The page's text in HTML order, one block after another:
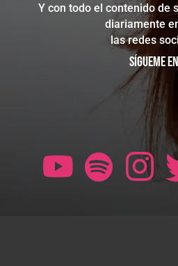
Y con todo el contenido de
diariamente
las redes
Sígueme